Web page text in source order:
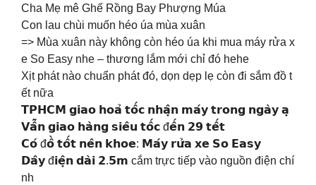
Cha Mẹ mê Ghế Rồng Bay Phượng Múa
Con lau chùi muốn héo úa mùa xuân
=> Mùa xuân này không còn héo úa khi mua máy rửa x
e So Easy nhe – thương lắm mới chỉ đó hehe
Xịt phát nào chuẩn phát đó, dọn dẹp lẹ còn đi sắm đồ t
ết nữa
𝗧𝗣𝗛𝗖𝗠 𝗴𝗶𝗮𝗼 𝗵𝗼𝗮̉ 𝘁𝗼̂́𝗰 𝗻𝗵𝗮̣̂𝗻 𝗺𝗮́𝘆 𝘁𝗿𝗼𝗻𝗴 𝗻𝗴𝗮̀𝘆 𝗮̣
𝗩𝗮̂̃𝗻 𝗴𝗶𝗮𝗼 𝗵𝗮̀𝗻𝗴 𝘀𝗶𝗲̂𝘂 𝘁𝗼̂́𝗰 đ𝗲̂́𝗻 𝟮𝟵 𝘁𝗲̂́𝘁
𝗖𝗼́ đ𝗼̂̀ 𝘁𝗼̂́𝘁 𝗻𝗲̂𝗻 𝗸𝗵𝗼𝗲: 𝗠𝗮́𝘆 𝗿𝘂̛̉𝗮 𝘅𝗲 𝗦𝗼 𝗘𝗮𝘀𝘆
𝗗𝗮̂𝘆 đ𝗶𝗲̣̂𝗻 𝗱𝗮̀𝗶 𝟮.𝟱𝗺 cắm trực tiếp vào nguồn điện chí
nh